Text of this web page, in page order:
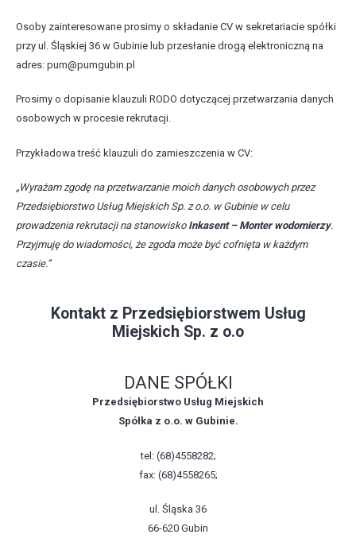
Osoby zainteresowane prosimy o składanie CV w sekretariacie spółki
przy ul. Śląskiej 36 w Gubinie lub przesłanie drogą elektroniczną na
adres: pum@pumgubin.pl
Prosimy o dopisanie klauzuli RODO dotyczącej przetwarzania danych
osobowych w procesie rekrutacji.
Przykładowa treść klauzuli do zamieszczenia w CV:
„Wyrażam zgodę na przetwarzanie moich danych osobowych przez
Przedsiębiorstwo Usług Miejskich Sp. z o.o. w Gubinie w celu
prowadzenia rekrutacji na stanowisko Inkasent – Monter wodomierzy.
Przyjmuję do wiadomości, że zgoda może być cofnięta w każdym
czasie.”
Kontakt z Przedsiębiorstwem Usług
Miejskich Sp. z o.o
DANE SPÓŁKI
Przedsiębiorstwo Usług Miejskich
Spółka z o.o. w Gubinie.
tel: (68)4558282;
fax: (68)4558265;
ul. Śląska 36
66-620 Gubin